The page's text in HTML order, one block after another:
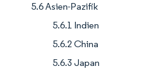
5.6 Asien-Pazifik
5.6.1 Indien
5.6.2 China
5.6.3 Japan